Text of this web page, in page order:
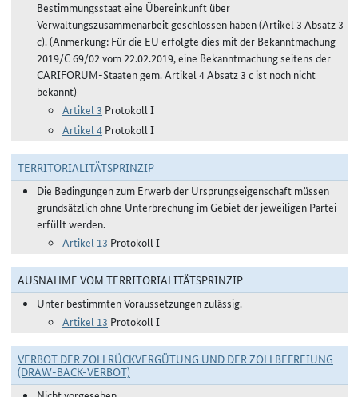
Bestimmungsstaat eine Übereinkunft über
Verwaltungszusammenarbeit geschlossen haben (Artikel 3 Absatz 3
c). (Anmerkung: Für die EU erfolgte dies mit der Bekanntmachung
2019/C 69/02 vom 22.02.2019, eine Bekanntmachung seitens der
CARIFORUM-Staaten gem. Artikel 4 Absatz 3 c ist noch nicht
bekannt)
Artikel 3 Protokoll I
Artikel 4 Protokoll I
TERRITORIALITÄTSPRINZIP
Die Bedingungen zum Erwerb der Ursprungseigenschaft müssen
grundsätzlich ohne Unterbrechung im Gebiet der jeweiligen Partei
erfüllt werden.
Artikel 13 Protokoll I
AUSNAHME VOM TERRITORIALITÄTSPRINZIP
Unter bestimmten Voraussetzungen zulässig.
Artikel 13 Protokoll I
VERBOT DER ZOLLRÜCKVERGÜTUNG UND DER ZOLLBEFREIUNG
(DRAW-BACK-VERBOT)